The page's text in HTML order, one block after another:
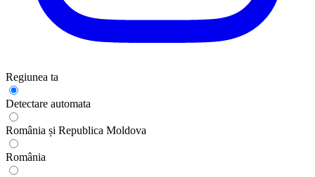
Regiunea ta
Detectare automata
România și Republica Moldova
România